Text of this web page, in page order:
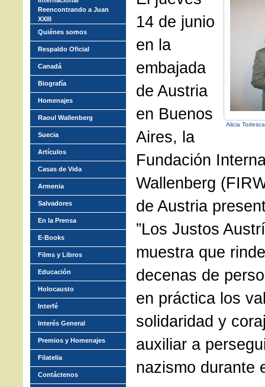
Alicia
14 de junio
en la
embajada
de Austria
en Buenos
Aires, la
Fundación
Wallenberg
de Austria
”Los Justos
muestra que
decenas de
en práctica los
solidaridad y
auxiliar a
nazismo durante
Reencontrando a Juan
XXIII
Quiénes somos
Respaldo Oficial
Canadá
Biografía
Homenajes
Raoul Wallenberg
Suecia
Artículos
Casas de Vida
Armenia
Salvadores
En la Prensa
E-Books
Films y Libros
Educación
Holocausto
Interfé
Interés General
Premios y Homenajes
Filatelia
Contáctenos